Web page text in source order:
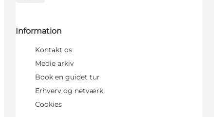
Information
Kontakt os
Medie arkiv
Book en guidet tur
Erhverv og netværk
Cookies